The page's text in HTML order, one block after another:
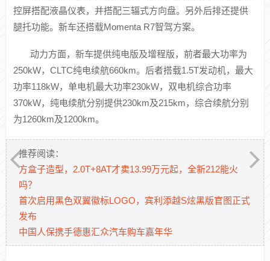
控屏搭配液晶仪表，并搭配三辐式方向盘。另外后排还提供
腿托功能。新车还搭载Momenta R7智驾方案。
动力方面，新车提供纯电版及增程版，前者最大功率为
250kW，CLTC纯电续航660km。后者搭载1.5T发动机，最大
功率118kW，单电机最大功率230kW，双电机综合功率
370kW，纯电续航分别提供230km及215km，综合续航分别
为1260km及1200km。
推荐阅读：
方盒子造型，2.0T+8AT才卖13.99万元起，全新212能火
吗？
首次启用黑色双翼徽标LOGO，宾利添越S炫黑版官图正式
发布
中国人保携手德惠汇众汽车购车嘉年华